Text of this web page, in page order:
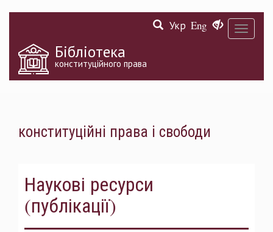
Toggle
Укр Eng
Бібліотека
конституційного права
конституційні права і свободи
Наукові ресурси
(публікації)